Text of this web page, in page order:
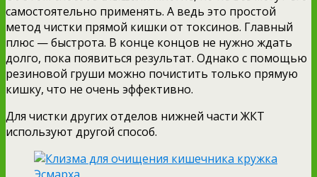
самостоятельно применять. А ведь это простой
метод чистки прямой кишки от токсинов. Главный
плюс — быстрота. В конце концов не нужно ждать
долго, пока появиться результат. Однако с помощью
резиновой груши можно почистить только прямую
кишку, что не очень эффективно.
Для чистки других отделов нижней части ЖКТ
используют другой способ.